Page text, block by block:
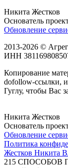
Никита Жестков
Основатель
Обновление
2013-2026 ©
ИНН
Копирование
dofollow-ссылки,
Гуглу, чтобы Вас
Никита Жестков
Основатель
Обновление
Политика
Жестков Никита
215 СПОСОБОВ